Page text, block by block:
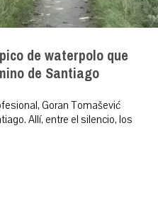
de waterpolo que
de Santiago
Goran Tomašević
Allí, entre el silencio, los